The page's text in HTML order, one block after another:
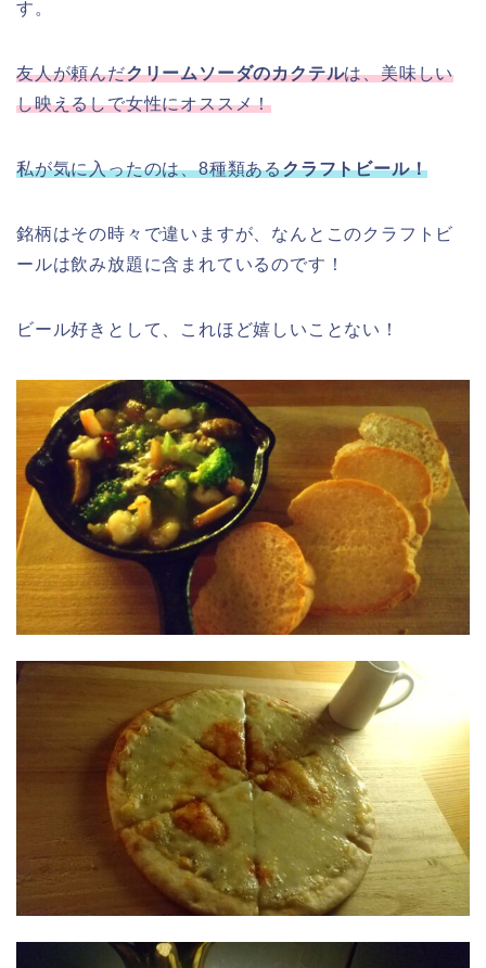
す。
友人が頼んだクリームソーダのカクテルは、美味しい
し映えるしで女性にオススメ！
私が気に入ったのは、8種類あるクラフトビール！
銘柄はその時々で違いますが、なんとこのクラフトビ
ールは飲み放題に含まれているのです！
ビール好きとして、これほど嬉しいことない！